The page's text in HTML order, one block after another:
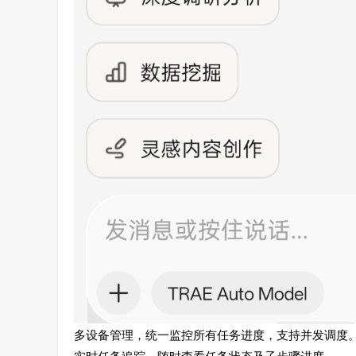
多设备管理，统一监控所有任务进度，支持并发调